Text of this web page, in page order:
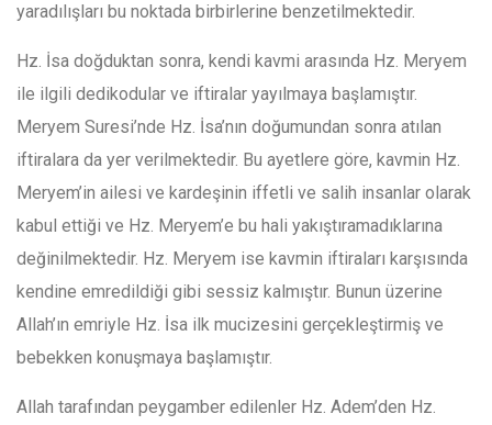
yaradılışları bu noktada birbirlerine benzetilmektedir.
Hz. İsa doğduktan sonra, kendi kavmi arasında Hz. Meryem
ile ilgili dedikodular ve iftiralar yayılmaya başlamıştır.
Meryem Suresi’nde Hz. İsa’nın doğumundan sonra atılan
iftiralara da yer verilmektedir. Bu ayetlere göre, kavmin Hz.
Meryem’in ailesi ve kardeşinin iffetli ve salih insanlar olarak
kabul ettiği ve Hz. Meryem’e bu hali yakıştıramadıklarına
değinilmektedir. Hz. Meryem ise kavmin iftiraları karşısında
kendine emredildiği gibi sessiz kalmıştır. Bunun üzerine
Allah’ın emriyle Hz. İsa ilk mucizesini gerçekleştirmiş ve
bebekken konuşmaya başlamıştır.
Allah tarafından peygamber edilenler Hz. Adem’den Hz.